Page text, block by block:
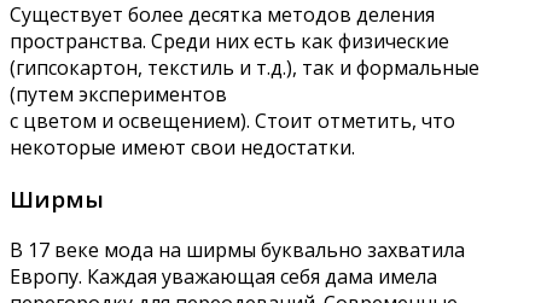
Существует более десятка методов деления
пространства. Среди них есть как физические
(гипсокартон, текстиль и т.д.), так и формальные
(путем экспериментов
с цветом и освещением). Стоит отметить, что
некоторые имеют свои недостатки.
Ширмы
В 17 веке мода на ширмы буквально захватила
Европу. Каждая уважающая себя дама имела